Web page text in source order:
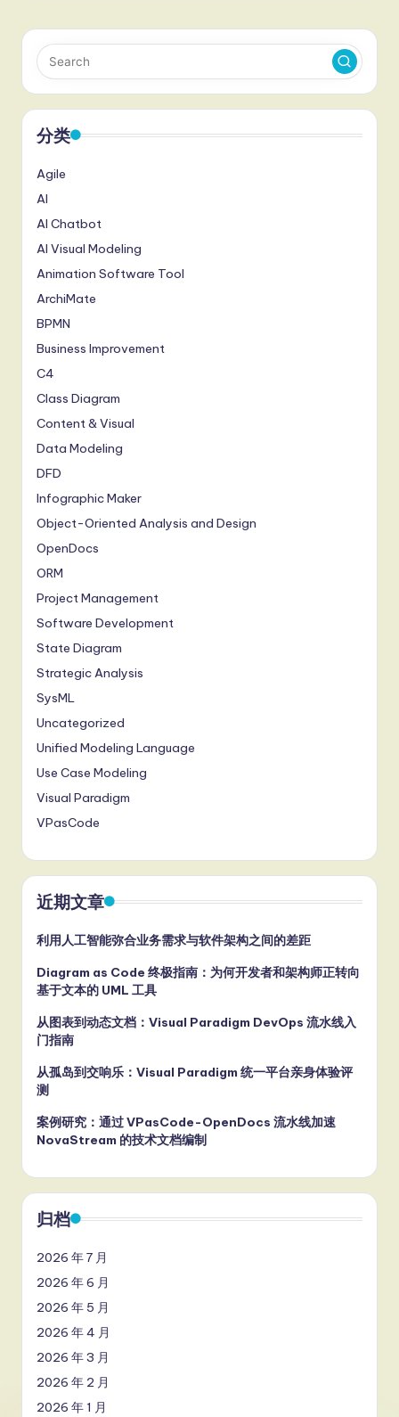
分类
Agile
AI
AI Chatbot
AI Visual Modeling
Animation Software Tool
ArchiMate
BPMN
Business Improvement
C4
Class Diagram
Content & Visual
Data Modeling
DFD
Infographic Maker
Object-Oriented Analysis and Design
OpenDocs
ORM
Project Management
Software Development
State Diagram
Strategic Analysis
SysML
Uncategorized
Unified Modeling Language
Use Case Modeling
Visual Paradigm
VPasCode
近期文章
利用人工智能弥合业务需求与软件架构之间的差距
Diagram as Code 终极指南：为何开发者和架构师正转向
基于文本的 UML 工具
从图表到动态文档：Visual Paradigm DevOps 流水线入
门指南
从孤岛到交响乐：Visual Paradigm 统一平台亲身体验评
测
案例研究：通过 VPasCode-OpenDocs 流水线加速
NovaStream 的技术文档编制
归档
2026 年 7 月
2026 年 6 月
2026 年 5 月
2026 年 4 月
2026 年 3 月
2026 年 2 月
2026 年 1 月